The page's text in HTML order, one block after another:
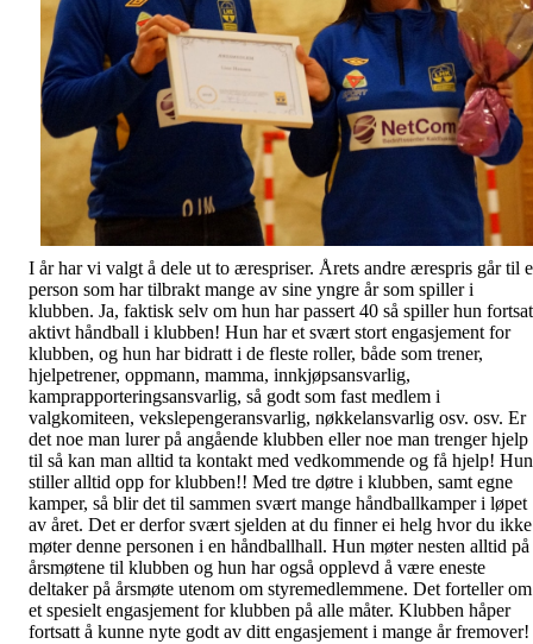
I år har vi valgt å dele ut to ærespriser. Årets andre ærespris går til
person som har tilbrakt mange av sine yngre år som spiller i
klubben. Ja, faktisk selv om hun har passert 40 så spiller hun
aktivt håndball i klubben! Hun har et svært stort engasjement for
klubben, og hun har bidratt i de fleste roller, både som trener,
hjelpetrener, oppmann, mamma, innkjøpsansvarlig,
kamprapporteringsansvarlig, så godt som fast medlem i
valgkomiteen, vekslepengeransvarlig, nøkkelansvarlig osv. osv. Er
det noe man lurer på angående klubben eller noe man trenger hjelp
til så kan man alltid ta kontakt med vedkommende og få hjelp! Hun
stiller alltid opp for klubben!! Med tre døtre i klubben, samt egne
kamper, så blir det til sammen svært mange håndballkamper i løpet
av året. Det er derfor svært sjelden at du finner ei helg hvor du ikke
møter denne personen i en håndballhall. Hun møter nesten alltid på
årsmøtene til klubben og hun har også opplevd å være eneste
deltaker på årsmøte utenom om styremedlemmene. Det forteller om
et spesielt engasjement for klubben på alle måter. Klubben håper
fortsatt å kunne nyte godt av ditt engasjement i mange år fremover!